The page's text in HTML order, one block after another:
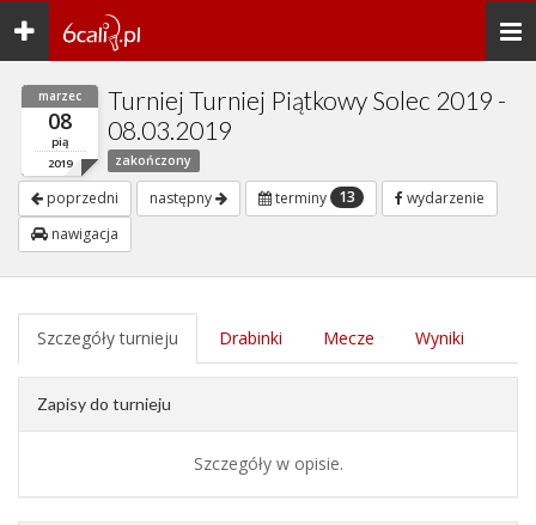
Toggle
navigation
marzec
08
pią
2019
Turniej Turniej Piątkowy Solec 2019 -
08.03.2019
zakończony
poprzedni następny terminy 13
wydarzenie
nawigacja
Szczegóły turnieju Drabinki Mecze Wyniki
Zapisy do turnieju
Szczegóły w opisie.